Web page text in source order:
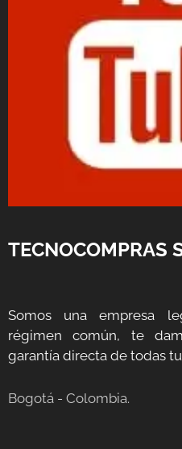
TECNOCOMPRAS
Somos una empresa
régimen común, te
garantía directa de todas
Bogotá - Colombia.